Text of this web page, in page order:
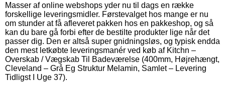
Masser af online webshops yder nu til dags en række
forskellige leveringsmidler. Førstevalget hos mange er nu
om stunder at få afleveret pakken hos en pakkeshop, og så
kan du bare gå forbi efter de bestilte produkter lige når det
passer dig. Den er altså super gnidningsløs, og typisk endda
den mest letkøbte leveringsmanér ved køb af Kitchn –
Overskab / Vægskab Til Badeværelse (400mm, Højrehængt,
Cleveland – Grå Eg Struktur Melamin, Samlet – Levering
Tidligst I Uge 37).